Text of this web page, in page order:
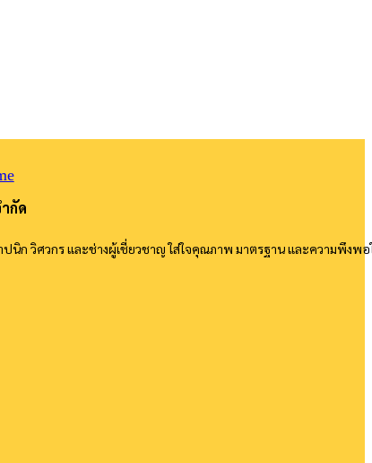
กัด
นิก วิศวกร และช่างผู้เชี่ยวชาญ ใส่ใจคุณภาพ มาตรฐาน และความพึงพ